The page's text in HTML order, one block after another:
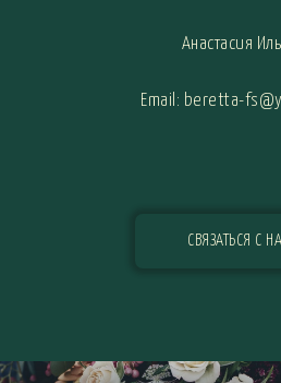
Анастасия
Email: beretta-
СВЯЗАТЬСЯ С